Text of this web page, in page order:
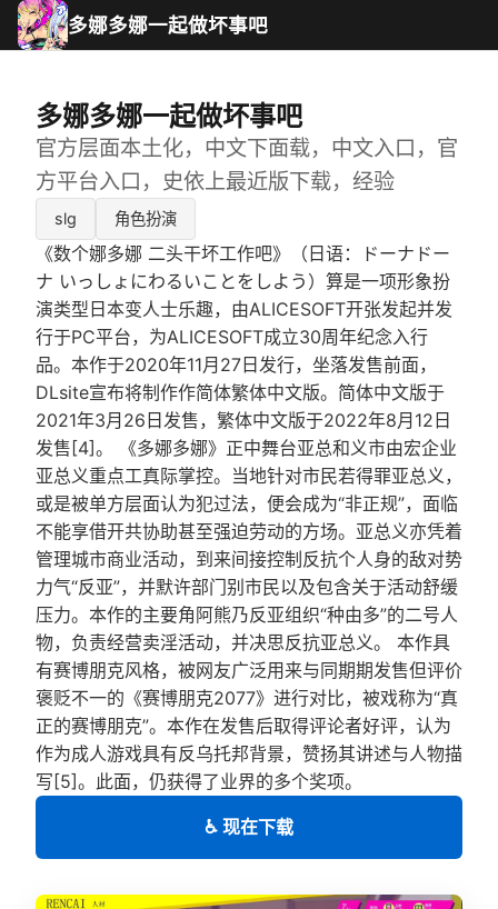
多娜多娜一起做坏事吧
多娜多娜一起做坏事吧
官方层面本土化，中文下面载，中文入口，官
方平台入口，史依上最近版下载，经验
slg 角色扮演
《数个娜多娜 二头干坏工作吧》（日语：ドーナドー
ナ いっしょにわるいことをしよう）算是一项形象扮
演类型日本变人士乐趣，由ALICESOFT开张发起并发
行于PC平台，为ALICESOFT成立30周年纪念入行
品。本作于2020年11月27日发行，坐落发售前面，
DLsite宣布将制作作简体繁体中文版。简体中文版于
2021年3月26日发售，繁体中文版于2022年8月12日
发售[4]。 《多娜多娜》正中舞台亚总和义市由宏企业
亚总义重点工真际掌控。当地针对市民若得罪亚总义，
或是被单方层面认为犯过法，便会成为“非正规”，面临
不能享借开共协助甚至强迫劳动的方场。亚总义亦凭着
管理城市商业活动，到来间接控制反抗个人身的敌对势
力气“反亚”，并默许部门别市民以及包含关于活动舒缓
压力。本作的主要角阿熊乃反亚组织“种由多”的二号人
物，负责经营卖淫活动，并决思反抗亚总义。 本作具
有赛博朋克风格，被网友广泛用来与同期期发售但评价
褒贬不一的《赛博朋克2077》进行对比，被戏称为“真
正的赛博朋克”。本作在发售后取得评论者好评，认为
作为成人游戏具有反乌托邦背景，赞扬其讲述与人物描
写[5]。此面，仍获得了业界的多个奖项。
♿ 现在下载